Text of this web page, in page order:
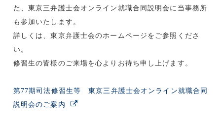
た、東京三弁護士会オンライン就職合同説明会に当事務所
も参加いたします。
詳しくは、東京弁護士会のホームページをご参照くださ
い。
修習生の皆様のご来場を心よりお待ち申し上げます。
第77期司法修習生等 東京三弁護士会オンライン就職合同
説明会のご案内